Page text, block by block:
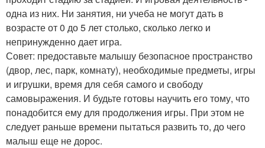
одна из них. Ни занятия, ни учеба не могут дать в
возрасте от 0 до 5 лет столько, сколько легко и
непринужденно дает игра.
Совет: предоставьте малышу безопасное пространство
(двор, лес, парк, комнату), необходимые предметы, игры
и игрушки, время для себя самого и свободу
самовыражения. И будьте готовы научить его тому, что
понадобится ему для продолжения игры. При этом не
следует раньше времени пытаться развить то, до чего
малыш еще не дорос.